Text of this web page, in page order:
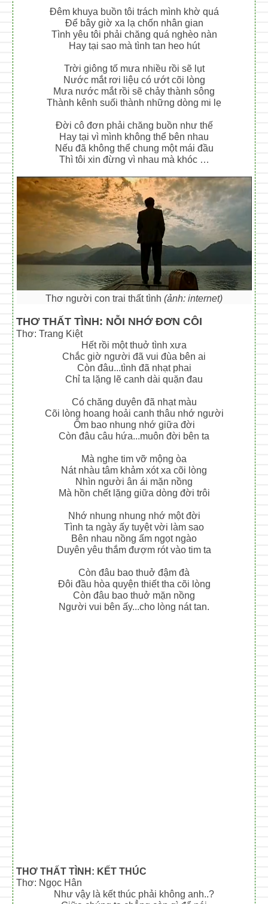
Đêm khuya buồn tôi trách mình khờ quá
Để bây giờ xa lạ chốn nhân gian
Tình yêu tôi phải chăng quá nghèo nàn
Hay tại sao mà tình tan heo hút
Trời giông tố mưa nhiều rồi sẽ lụt
Nước mắt rơi liệu có ướt cõi lòng
Mưa nước mắt rồi sẽ chảy thành sông
Thành kênh suối thành những dòng mi lẹ
Đời cô đơn phải chăng buồn như thế
Hay tại vì mình không thể bên nhau
Nếu đã không thể chung một mái đầu
Thì tôi xin đừng vì nhau mà khóc …
Thơ người con trai thất tình (ảnh: internet)
THƠ THẤT TÌNH: NỖI NHỚ ĐƠN CÔI
Thơ: Trang Kiệt
Hết rồi một thuở tình xưa
Chắc giờ người đã vui đùa bên ai
Còn đâu...tình đã nhạt phai
Chỉ ta lặng lẽ canh dài quặn đau
Có chăng duyên đã nhạt màu
Cõi lòng hoang hoải canh thâu nhớ người
Ôm bao nhung nhớ giữa đời
Còn đâu câu hứa...muôn đời bên ta
Mà nghe tim vỡ mộng òa
Nát nhàu tâm khảm xót xa cõi lòng
Nhìn người ân ái mặn nồng
Mà hồn chết lặng giữa dòng đời trôi
Nhớ nhung nhung nhớ một đời
Tình ta ngày ấy tuyệt vời làm sao
Bên nhau nồng ấm ngọt ngào
Duyên yêu thắm đượm rót vào tim ta
Còn đâu bao thuở đậm đà
Đôi đầu hòa quyện thiết tha cõi lòng
Còn đâu bao thuở mặn nồng
Người vui bên ấy...cho lòng nát tan.
THƠ THẤT TÌNH: KẾT THÚC
Thơ: Ngọc Hân
Như vậy là kết thúc phải không anh..?